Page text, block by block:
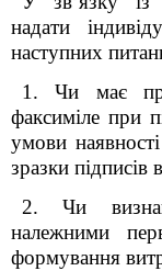
надати
наступних
1. Чи має
факсиміле при
умови
зразки підписів
2. Чи
належними
формування